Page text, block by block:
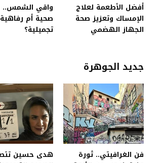
أفضل الأطعمة لعلاج
الإمساك وتعزيز صحة
الجهاز الهضمي
واقي الشمس..
صحية أم رفاهية
تجميلية؟
جديد الجوهرة
فن الغرافيتي.. ثورة
هدى حسين